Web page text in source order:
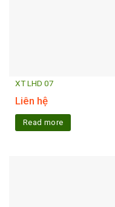
XT LHD 07
Liên hệ
Read more